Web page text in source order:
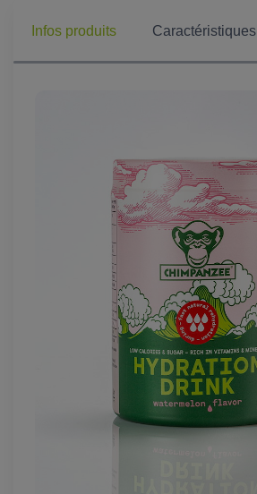
Infos produits Caractéristiques